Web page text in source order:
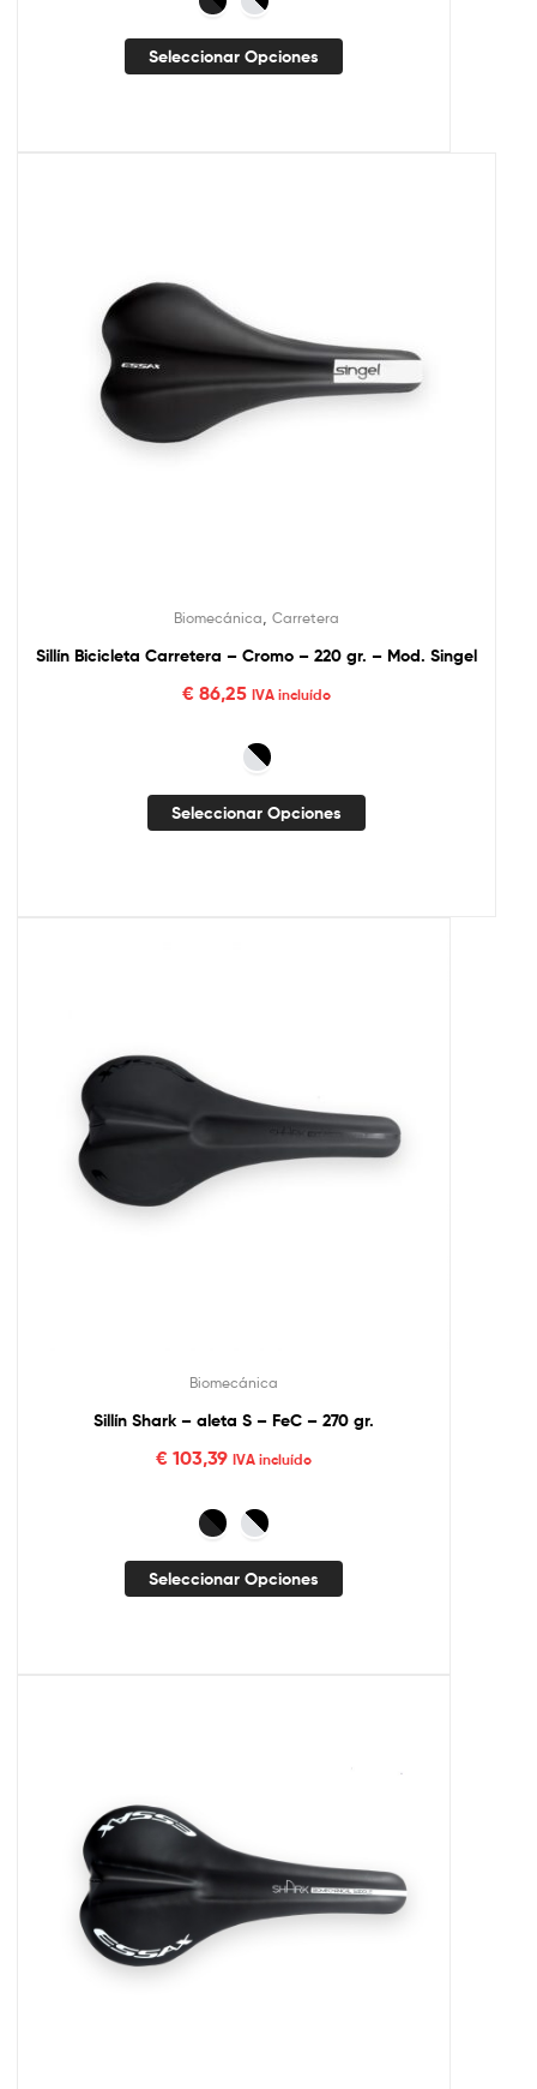
Seleccionar Opciones
Biomecánica Carretera
Sillín Bicicleta Carretera – Cromo – 220 gr. – Mod. Singel
€ 86,25 IVA incluído
Seleccionar Opciones
Biomecánica
Sillín Shark – aleta S – FeC – 270 gr.
€ 103,39 IVA incluído
Seleccionar Opciones